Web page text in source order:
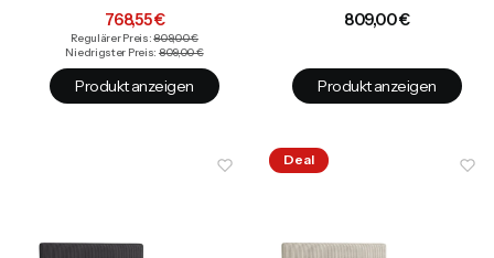
Aktionspreis
768,55 €
Regulärer Preis: 809,00 €
Niedrigster Preis: 809,00 €
Produkt anzeigen
Preis
809,00 €
Produkt anzeigen
Deal